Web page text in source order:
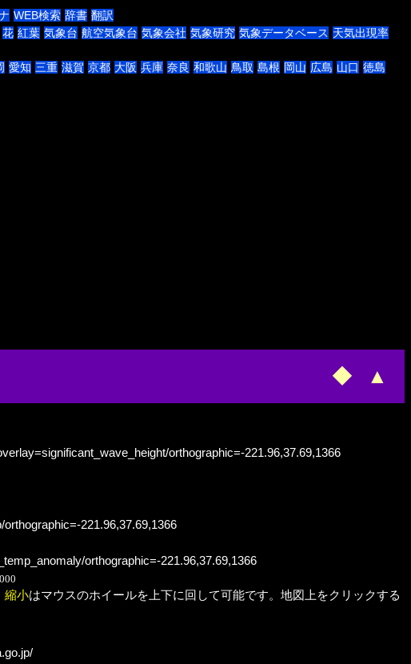
WEB検索 辞書 翻訳
花 紅葉 気象台 航空気象台 気象会社 気象研究 気象データベース 天気出現率
愛知 三重 滋賀 京都 大阪 兵庫 奈良 和歌山 鳥取 島根 岡山 広島 山口 徳島
◆ ▲
orthographic=-221.96,37.69,1366
221.96,37.69,1366
orthographic=-221.96,37.69,1366
縮小はマウスのホイールを上下に回して可能です。地図上をクリックする